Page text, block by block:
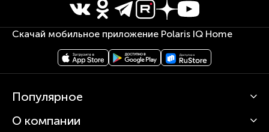
Скачай мобильное приложение Polaris IQ Home
Популярное
Кофемашины
О компании